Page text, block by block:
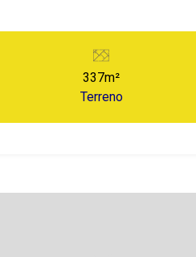
337m²
Terreno